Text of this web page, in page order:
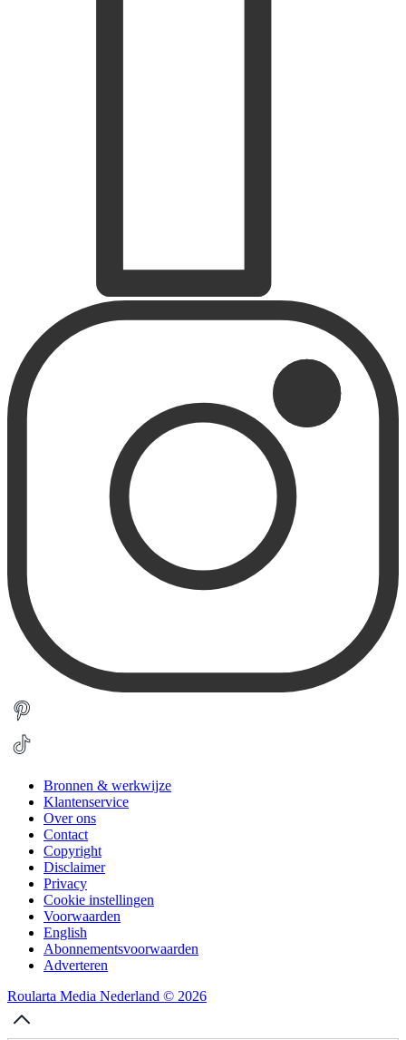
Bronnen & werkwijze
Klantenservice
Over ons
Contact
Copyright
Disclaimer
Privacy
Cookie instellingen
Voorwaarden
English
Abonnementsvoorwaarden
Adverteren
Roularta Media Nederland © 2026